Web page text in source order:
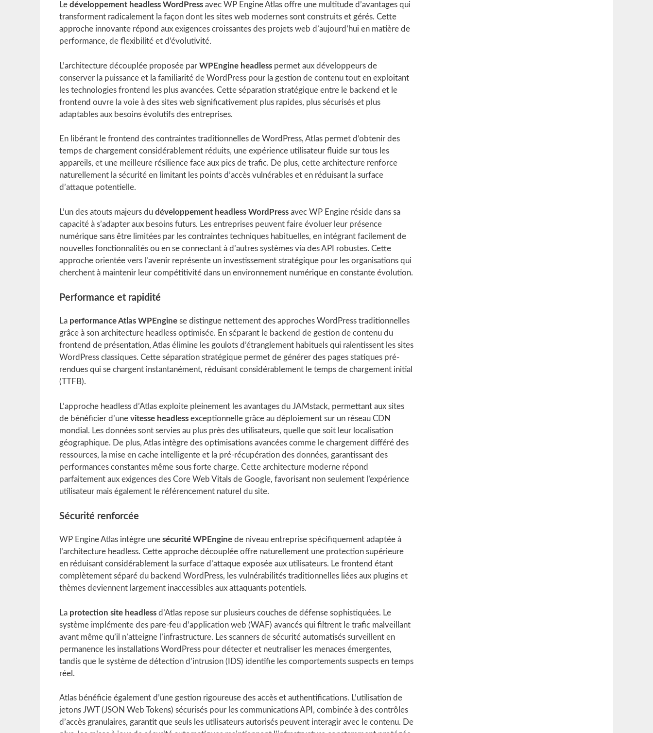
Le développement headless WordPress avec WP Engine Atlas offre une multitude d’avantages qui
transforment radicalement la façon dont les sites web modernes sont construits et gérés. Cette
approche innovante répond aux exigences croissantes des projets web d’aujourd’hui en matière de
performance, de flexibilité et d’évolutivité.
L’architecture découplée proposée par WPEngine headless permet aux développeurs de
conserver la puissance et la familiarité de WordPress pour la gestion de contenu tout en exploitant
les technologies frontend les plus avancées. Cette séparation stratégique entre le backend et le
frontend ouvre la voie à des sites web significativement plus rapides, plus sécurisés et plus
adaptables aux besoins évolutifs des entreprises.
En libérant le frontend des contraintes traditionnelles de WordPress, Atlas permet d’obtenir des
temps de chargement considérablement réduits, une expérience utilisateur fluide sur tous les
appareils, et une meilleure résilience face aux pics de trafic. De plus, cette architecture renforce
naturellement la sécurité en limitant les points d’accès vulnérables et en réduisant la surface
d’attaque potentielle.
L’un des atouts majeurs du développement headless WordPress avec WP Engine réside dans sa
capacité à s’adapter aux besoins futurs. Les entreprises peuvent faire évoluer leur présence
numérique sans être limitées par les contraintes techniques habituelles, en intégrant facilement de
nouvelles fonctionnalités ou en se connectant à d’autres systèmes via des API robustes. Cette
approche orientée vers l’avenir représente un investissement stratégique pour les organisations qui
cherchent à maintenir leur compétitivité dans un environnement numérique en constante évolution.
Performance et rapidité
La performance Atlas WPEngine se distingue nettement des approches WordPress traditionnelles
grâce à son architecture headless optimisée. En séparant le backend de gestion de contenu du
frontend de présentation, Atlas élimine les goulots d’étranglement habituels qui ralentissent les sites
WordPress classiques. Cette séparation stratégique permet de générer des pages statiques pré-
rendues qui se chargent instantanément, réduisant considérablement le temps de chargement initial
(TTFB).
L’approche headless d’Atlas exploite pleinement les avantages du JAMstack, permettant aux sites
de bénéficier d’une vitesse headless exceptionnelle grâce au déploiement sur un réseau CDN
mondial. Les données sont servies au plus près des utilisateurs, quelle que soit leur localisation
géographique. De plus, Atlas intègre des optimisations avancées comme le chargement différé des
ressources, la mise en cache intelligente et la pré-récupération des données, garantissant des
performances constantes même sous forte charge. Cette architecture moderne répond
parfaitement aux exigences des Core Web Vitals de Google, favorisant non seulement l’expérience
utilisateur mais également le référencement naturel du site.
Sécurité renforcée
WP Engine Atlas intègre une sécurité WPEngine de niveau entreprise spécifiquement adaptée à
l’architecture headless. Cette approche découplée offre naturellement une protection supérieure
en réduisant considérablement la surface d’attaque exposée aux utilisateurs. Le frontend étant
complètement séparé du backend WordPress, les vulnérabilités traditionnelles liées aux plugins et
thèmes deviennent largement inaccessibles aux attaquants potentiels.
La protection site headless d’Atlas repose sur plusieurs couches de défense sophistiquées. Le
système implémente des pare-feu d’application web (WAF) avancés qui filtrent le trafic malveillant
avant même qu’il n’atteigne l’infrastructure. Les scanners de sécurité automatisés surveillent en
permanence les installations WordPress pour détecter et neutraliser les menaces émergentes,
tandis que le système de détection d’intrusion (IDS) identifie les comportements suspects en temps
réel.
Atlas bénéficie également d’une gestion rigoureuse des accès et authentifications. L’utilisation de
jetons JWT (JSON Web Tokens) sécurisés pour les communications API, combinée à des contrôles
d’accès granulaires, garantit que seuls les utilisateurs autorisés peuvent interagir avec le contenu. De